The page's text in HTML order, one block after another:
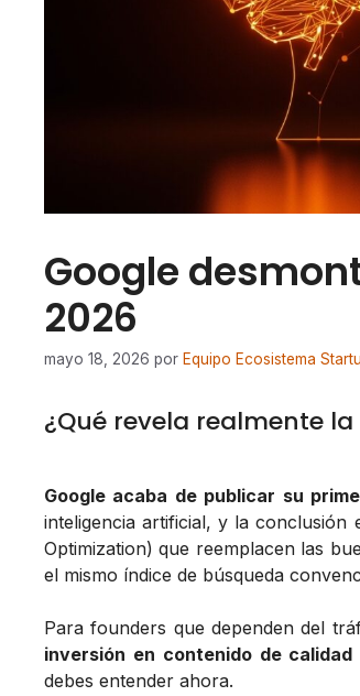
Google
2026
mayo 18, 2026 por Equipo Ecosistema
¿Qué revela realmente
Google acaba de publicar su
inteligencia artificial, y la conclusión
Optimization) que reemplacen las
el mismo índice de búsqueda
Para founders que dependen del
inversión en contenido de
debes entender ahora.